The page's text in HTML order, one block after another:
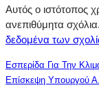
Αυτός ο ιστότοπος
ανεπιθύμητα σχόλια.
δεδομένα των
Εσπερίδα Για Την
Επίσκεψη Υπουργού